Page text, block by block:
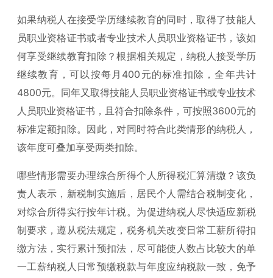
如果纳税人在接受学历继续教育的同时，取得了技能人
员职业资格证书或者专业技术人员职业资格证书，该如
何享受继续教育扣除？根据相关规定，纳税人接受学历
继续教育，可以按每月400元的标准扣除，全年共计
4800元。同年又取得技能人员职业资格证书或专业技术
人员职业资格证书，且符合扣除条件，可按照3600元的
标准定额扣除。因此，对同时符合此类情形的纳税人，
该年度可叠加享受两类扣除。
哪些情形需要办理综合所得个人所得税汇算清缴？该负
责人表示，新税制实施后，居民个人需结合税制变化，
对综合所得实行按年计税。为促进纳税人尽快适应新税
制要求，遵从税法规定，税务机关改变日常工薪所得扣
缴方法，实行累计预扣法，尽可能使人数占比较大的单
一工薪纳税人日常预缴税款与年度应纳税款一致，免予